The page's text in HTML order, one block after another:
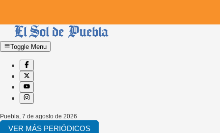
Toggle Menu
Puebla 7 de agosto de 2026
VER MÁS PERIÓDICOS